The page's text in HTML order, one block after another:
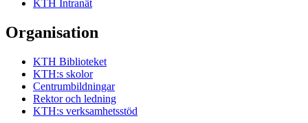
KTH Intranät
Organisation
KTH Biblioteket
KTH:s skolor
Centrumbildningar
Rektor och ledning
KTH:s verksamhetsstöd